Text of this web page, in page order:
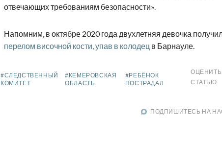
отвечающих требованиям безопасности».
Напомним, в октябре 2020 года двухлетняя девочка
перелом височной кости, упав в колодец в Барнауле.
#СЛЕДСТВЕННЫЙ
КОМИТЕТ
#КЕМЕРОВСКАЯ
ОБЛАСТЬ
#РЕБЁНОК
ПОСТРАДАЛ
ОЦЕНИТЬ
СТАТЬЮ
ПОДПИШИТЕСЬ НА